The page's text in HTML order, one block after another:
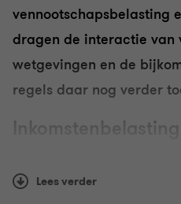
International tax & VAT
Compensation &
vennootschapsbelasting
dragen de interactie van
wetgevingen en de
regels daar nog verder
Inkomstenbelasting
Indien u internationale
helpen onze adviseurs u
Lees verder